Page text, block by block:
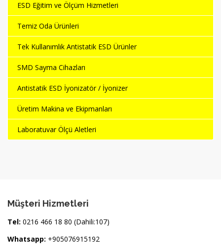
ESD Eğitim ve Ölçüm Hizmetleri
Temiz Oda Ürünleri
Tek Kullanımlık Antistatik ESD Ürünler
SMD Sayma Cihazları
Antistatik ESD İyonizatör / İyonizer
Üretim Makina ve Ekipmanları
Laboratuvar Ölçü Aletleri
Müşteri Hizmetleri
Tel: 0216 466 18 80 (Dahili:107)
Whatsapp: +905076915192